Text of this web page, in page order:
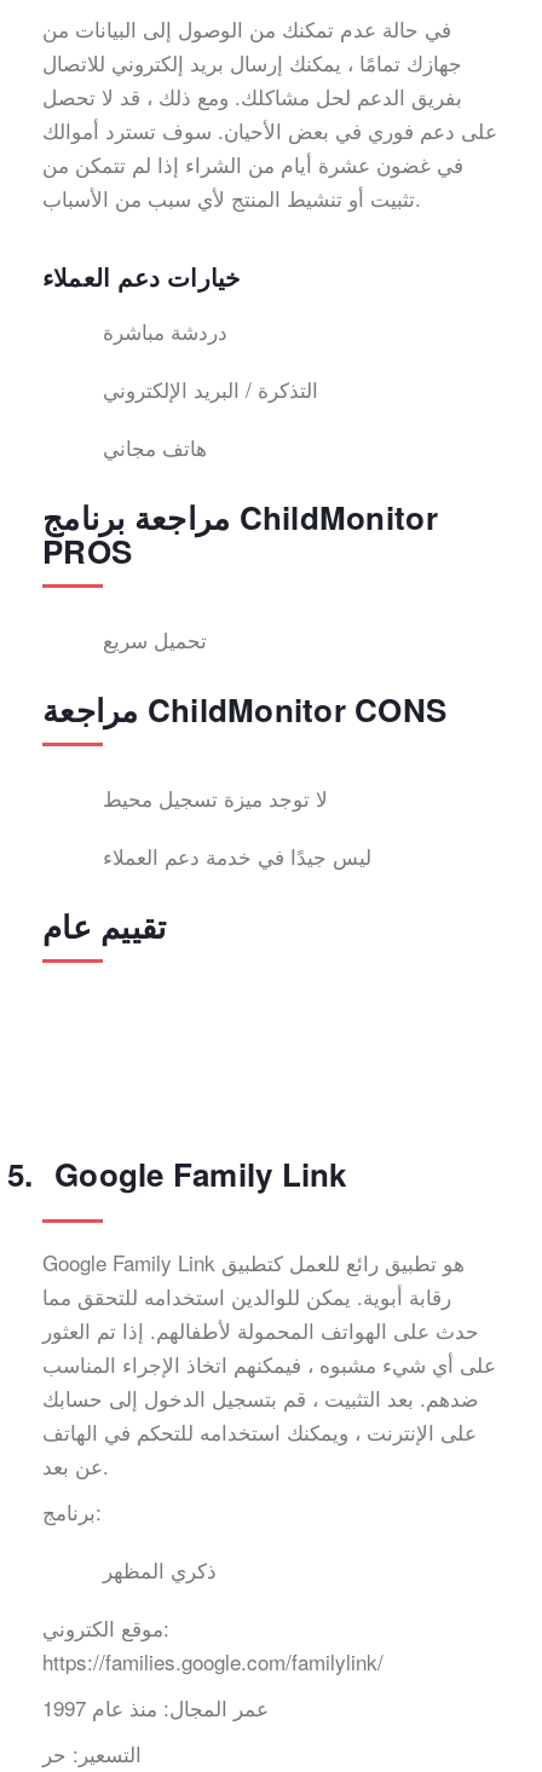
في حالة عدم تمكنك من الوصول إلى البيانات من
جهازك تمامًا ، يمكنك إرسال بريد إلكتروني للاتصال
بفريق الدعم لحل مشاكلك. ومع ذلك ، قد لا تحصل
على دعم فوري في بعض الأحيان. سوف تسترد أموالك
في غضون عشرة أيام من الشراء إذا لم تتمكن من
تثبيت أو تنشيط المنتج لأي سبب من الأسباب.
خيارات دعم العملاء
دردشة مباشرة
التذكرة / البريد الإلكتروني
هاتف مجاني
مراجعة برنامج ChildMonitor
PROS
تحميل سريع
مراجعة ChildMonitor CONS
لا توجد ميزة تسجيل محيط
ليس جيدًا في خدمة دعم العملاء
تقييم عام
Google Family Link
Google Family Link هو تطبيق رائع للعمل كتطبيق
رقابة أبوية. يمكن للوالدين استخدامه للتحقق مما
حدث على الهواتف المحمولة لأطفالهم. إذا تم العثور
على أي شيء مشبوه ، فيمكنهم اتخاذ الإجراء المناسب
ضدهم. بعد التثبيت ، قم بتسجيل الدخول إلى حسابك
على الإنترنت ، ويمكنك استخدامه للتحكم في الهاتف
عن بعد.
برنامج:
ذكري المظهر
موقع الكتروني:
https://families.google.com/familylink/
عمر المجال: منذ عام 1997
التسعير: حر